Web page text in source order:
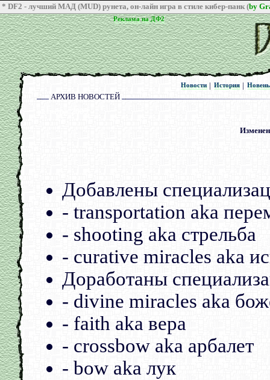
* DF2 - лучший МАД (MUD) рунета, он-лайн игра в стиле кибер-панк (by
Реклама на ДФ2
Реклама на ДФ2
Новости
Новости| История
История |
АРХИВ НОВОСТЕЙ
Добавлены
- transportation aka
- shooting aka стрельба
- curative miracles aka
Доработаны
- divine miracles aka
- faith aka вера
- crossbow aka арбалет
- bow aka лук